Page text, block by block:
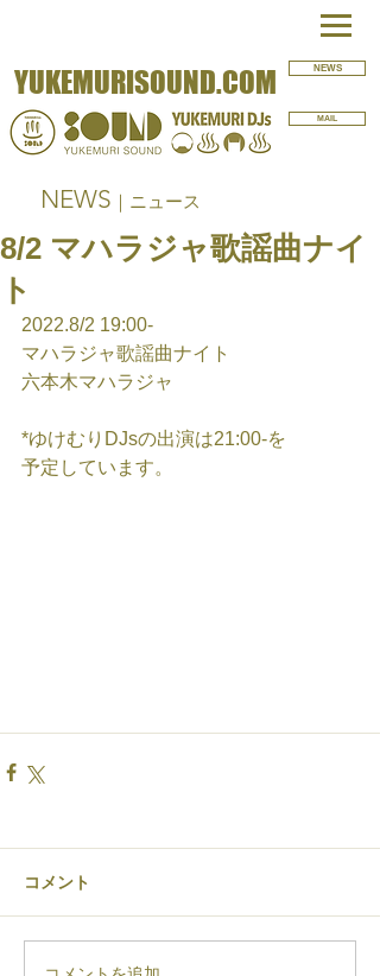
YUKEMURISOUND.COM NEWS
MAIL
NEWS ｜ニュース
8/2 マハラジャ歌謡曲ナイ
ト
2022.8/2 19:00-
マハラジャ歌謡曲ナイト
六本木マハラジャ
*ゆけむりDJsの出演は21:00-を
予定しています。
コメント